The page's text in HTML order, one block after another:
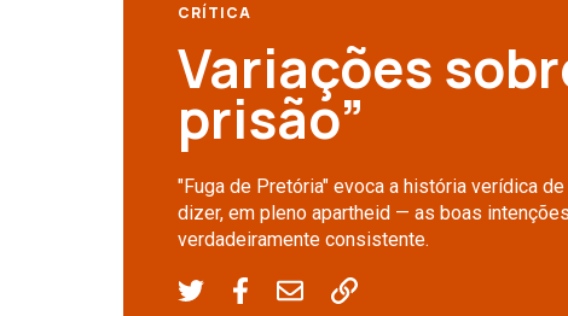
CRÍTICA
Variações
prisão”
"Fuga de Pretória" evoca a história verídica
dizer, em pleno apartheid — as boas
verdadeiramente consistente.